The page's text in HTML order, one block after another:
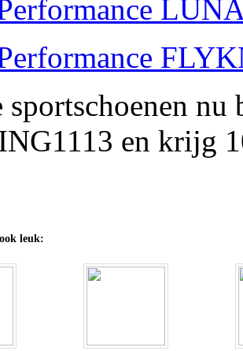
sportschoenen
en krijg
leuk: